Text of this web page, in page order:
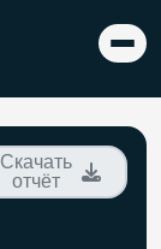
Скачать
отчёт